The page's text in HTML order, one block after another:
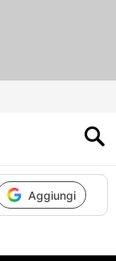
Aggiungi